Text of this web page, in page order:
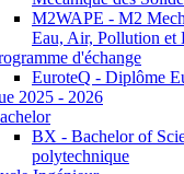
M2WAPE - M2
Eau, Air, Pollution et
d'échange
EuroteQ - Diplôme
2025 - 2026
BX - Bachelor of
polytechnique